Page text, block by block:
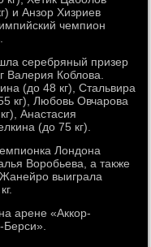
и Анзор Хизриев
чемпион
серебряный призер
Валерия Коблова.
(до 48 кг), Стальвира
кг), Любовь Овчарова
Анастасия
(до 75 кг).
Лондона
Воробьева, а также
выиграла
арене «Аккор-
Берси».